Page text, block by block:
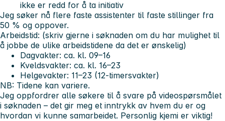
ikke er redd for å ta initiativ
Jeg søker nå flere faste assistenter til faste stillinger fra
50 % og oppover.
Arbeidstid: (skriv gjerne i søknaden om du har mulighet til
å jobbe de ulike arbeidstidene da det er ønskelig)
Dagvakter: ca. kl. 09–16
Kveldsvakter: ca. kl. 16–23
Helgevakter: 11–23 (12-timersvakter)
NB: Tidene kan variere.
Jeg oppfordrer alle søkere til å svare på videospørsmålet
i søknaden – det gir meg et inntrykk av hvem du er og
hvordan vi kunne samarbeidet. Personlig kjemi er viktig!